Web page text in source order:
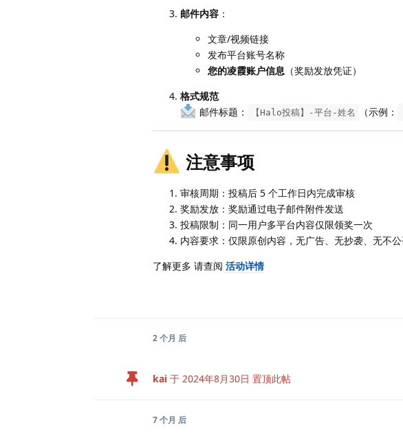
邮件内容 ：
文章/视频链接
发布平台账号名称
您的凌霞账户信息 （奖励发放凭证）
格式规范
邮件标题：
【Halo投稿】-平台-姓名 （示例：
注意事项
审核周期：投稿后 5 个工作日内完成审核
奖励发放：奖励通过电子邮件附件发送
投稿限制：同一用户多平台内容仅限领奖一次
内容要求：仅限原创内容，无广告、无抄袭、无不
了解更多 请查阅 活动详情
2 个月 后
kai 于 2024年8月30日 置顶此帖
7 个月 后